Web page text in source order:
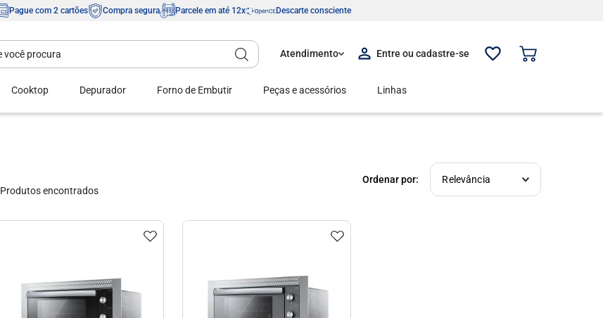
Pague com 2 cartões Compra segura Parcele em até 12x Descarte consciente
Digite aqui o que você procura Atendimento
Cooktop Depurador Forno de Embutir Peças e acessórios Linhas
Produtos
Relevância
buscados
1º fogão 4 bocas
agile up